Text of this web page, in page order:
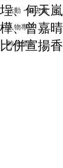
活動・好去處
人物專訪
時光檔案
埕、何天
樺、曾嘉
比併宣揚